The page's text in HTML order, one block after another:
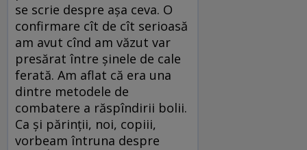
se scrie despre așa ceva. O
confirmare cît de cît serioasă
am avut cînd am văzut var
presărat între șinele de cale
ferată. Am aflat că era una
dintre metodele de
combatere a răspîndirii bolii.
Ca și părinții, noi, copiii,
vorbeam întruna despre